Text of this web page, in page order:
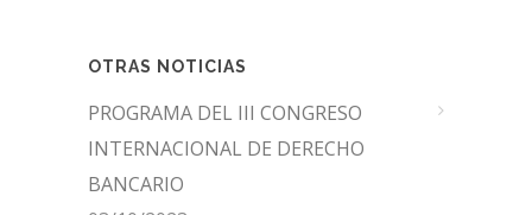
OTRAS NOTICIAS
PROGRAMA DEL III CONGRESO
INTERNACIONAL DE DERECHO
BANCARIO